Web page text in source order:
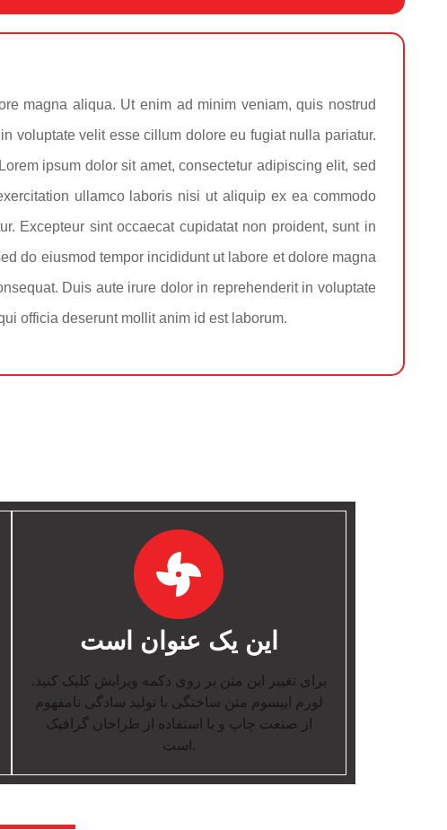
magna aliqua. Ut enim ad minim veniam, quis nostrud
voluptate velit esse cillum dolore eu fugiat nulla pariatur.
ipsum dolor sit amet, consectetur adipiscing elit, sed
ullamco laboris nisi ut aliquip ex ea commodo
Excepteur sint occaecat cupidatat non proident, sunt in
do eiusmod tempor incididunt ut labore et dolore magna
Duis aute irure dolor in reprehenderit in voluptate
officia deserunt mollit anim id est laborum.
این یک عنوان است
برای تغییر این متن بر روی دکمه ویرایش کلیک کنید.
لورم ایپسوم متن ساختگی با تولید سادگی نامفهوم
از صنعت چاپ و با استفاده از طراحان گرافیک
است.